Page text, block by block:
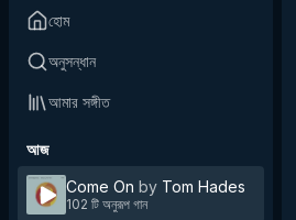
হোম
অনুসন্ধান
আমার সঙ্গীত
আজ
Come On by Tom Hades
102 টি অনুরূপ গান